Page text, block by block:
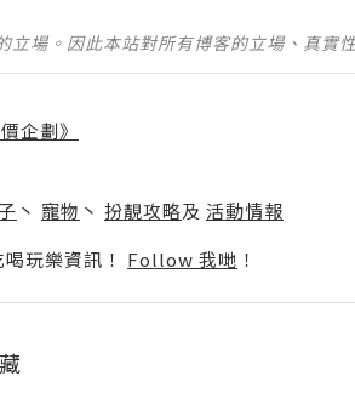
場。因此本站對所有博客的立場、真實
企劃》
丶 寵物 丶 扮靚攻略及 活動情報
玩樂資訊！ Follow 我哋 ！